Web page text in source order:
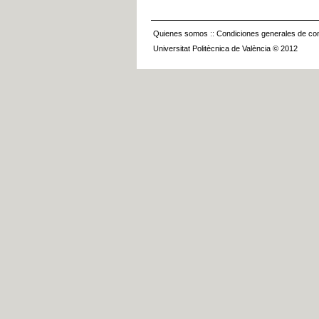
Quienes somos :: Condiciones generales de
Universitat Politècnica de València © 2012